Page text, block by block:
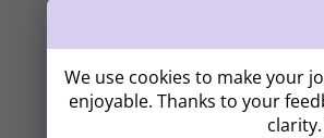
We use cookies to make your
enjoyable. Thanks to your